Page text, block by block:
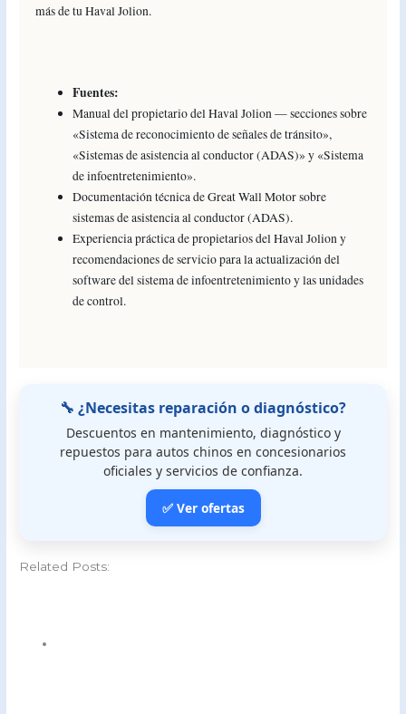
más de tu Haval Jolion.
Fuentes:
Manual del propietario del Haval Jolion — secciones sobre
«Sistema de reconocimiento de señales de tránsito»,
«Sistemas de asistencia al conductor (ADAS)» y «Sistema
de infoentretenimiento».
Documentación técnica de Great Wall Motor sobre
sistemas de asistencia al conductor (ADAS).
Experiencia práctica de propietarios del Haval Jolion y
recomendaciones de servicio para la actualización del
software del sistema de infoentretenimiento y las unidades
de control.
🔧 ¿Necesitas reparación o diagnóstico?
Descuentos en mantenimiento, diagnóstico y
repuestos para autos chinos en concesionarios
oficiales y servicios de confianza.
✅ Ver ofertas
Related Posts: